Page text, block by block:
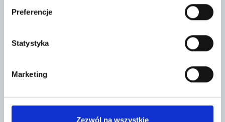
Preferencje
Statystyka
Marketing
Zezwól na wszystkie
73
/ szt
nowoczesny, wielofunkcyjny
materiał przeznaczony do
połączeń drewno – drewno. Nie
wymaga nawiercania i zastępuje